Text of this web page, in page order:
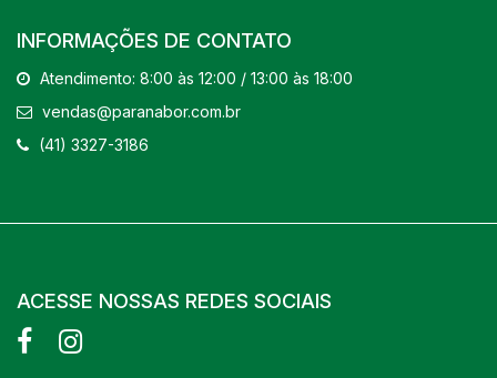
INFORMAÇÕES DE CONTATO
Atendimento: 8:00 às 12:00 / 13:00 às 18:00
vendas@paranabor.com.br
(41) 3327-3186
ACESSE NOSSAS REDES SOCIAIS